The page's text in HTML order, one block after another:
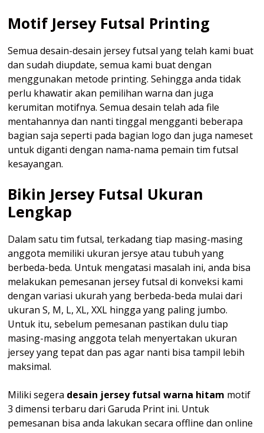
Motif Jersey Futsal Printing
Semua desain-desain jersey futsal yang telah kami buat
dan sudah diupdate, semua kami buat dengan
menggunakan metode printing. Sehingga anda tidak
perlu khawatir akan pemilihan warna dan juga
kerumitan motifnya. Semua desain telah ada file
mentahannya dan nanti tinggal mengganti beberapa
bagian saja seperti pada bagian logo dan juga nameset
untuk diganti dengan nama-nama pemain tim futsal
kesayangan.
Bikin Jersey Futsal Ukuran
Lengkap
Dalam satu tim futsal, terkadang tiap masing-masing
anggota memiliki ukuran jersye atau tubuh yang
berbeda-beda. Untuk mengatasi masalah ini, anda bisa
melakukan pemesanan jersey futsal di konveksi kami
dengan variasi ukurah yang berbeda-beda mulai dari
ukuran S, M, L, XL, XXL hingga yang paling jumbo.
Untuk itu, sebelum pemesanan pastikan dulu tiap
masing-masing anggota telah menyertakan ukuran
jersey yang tepat dan pas agar nanti bisa tampil lebih
maksimal.
Miliki segera desain jersey futsal warna hitam motif
3 dimensi terbaru dari Garuda Print ini. Untuk
pemesanan bisa anda lakukan secara offline dan online